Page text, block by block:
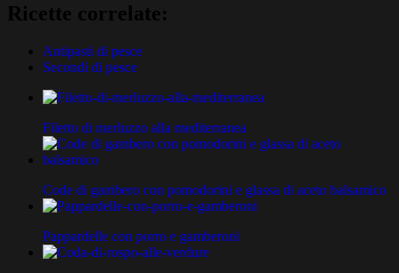
Ricette correlate:
Antipasti di pesce
Secondi di pesce
Filetto di merluzzo alla mediterranea
Code di gambero con pomodorini e glassa di aceto balsamico
Pappardelle con porro e gamberoni